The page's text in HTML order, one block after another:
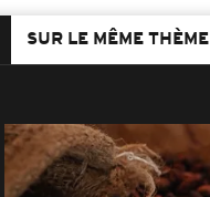
SUR LE MÊME THÈME